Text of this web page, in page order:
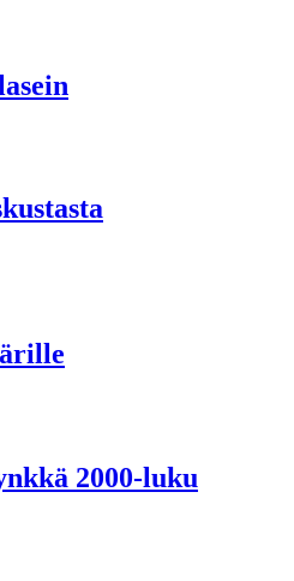
2000-luku